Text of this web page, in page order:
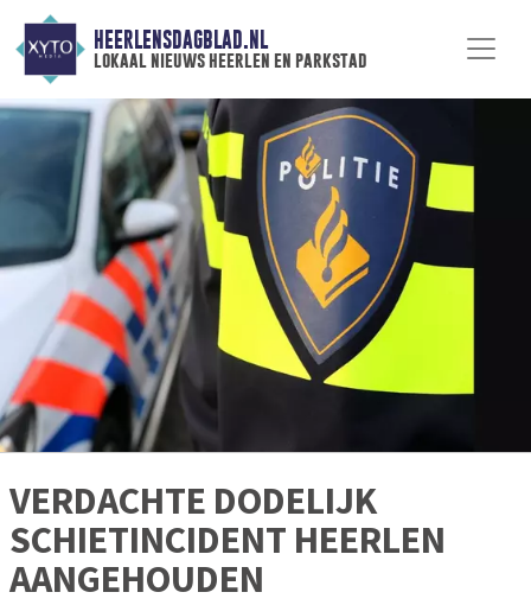
HEERLENSDAGBLAD.NL
lokaal nieuws heerlen en parkstad
VERDACHTE DODELIJK
SCHIETINCIDENT HEERLEN
AANGEHOUDEN